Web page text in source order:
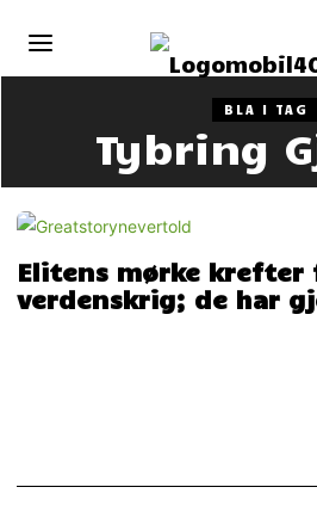
BLA I TAG
Tybring
Elitens mørke krefter
verdenskrig; de har